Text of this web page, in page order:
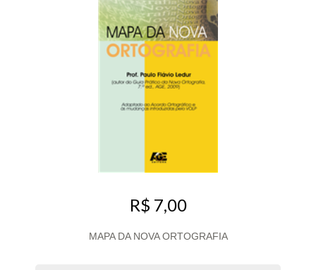
R$ 7,00
MAPA DA NOVA ORTOGRAFIA